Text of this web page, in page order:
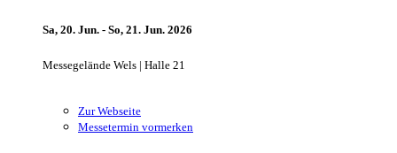
Sa, 20. Jun. - So, 21. Jun. 2026
Messegelände Wels | Halle 21
Zur Webseite
Messetermin vormerken